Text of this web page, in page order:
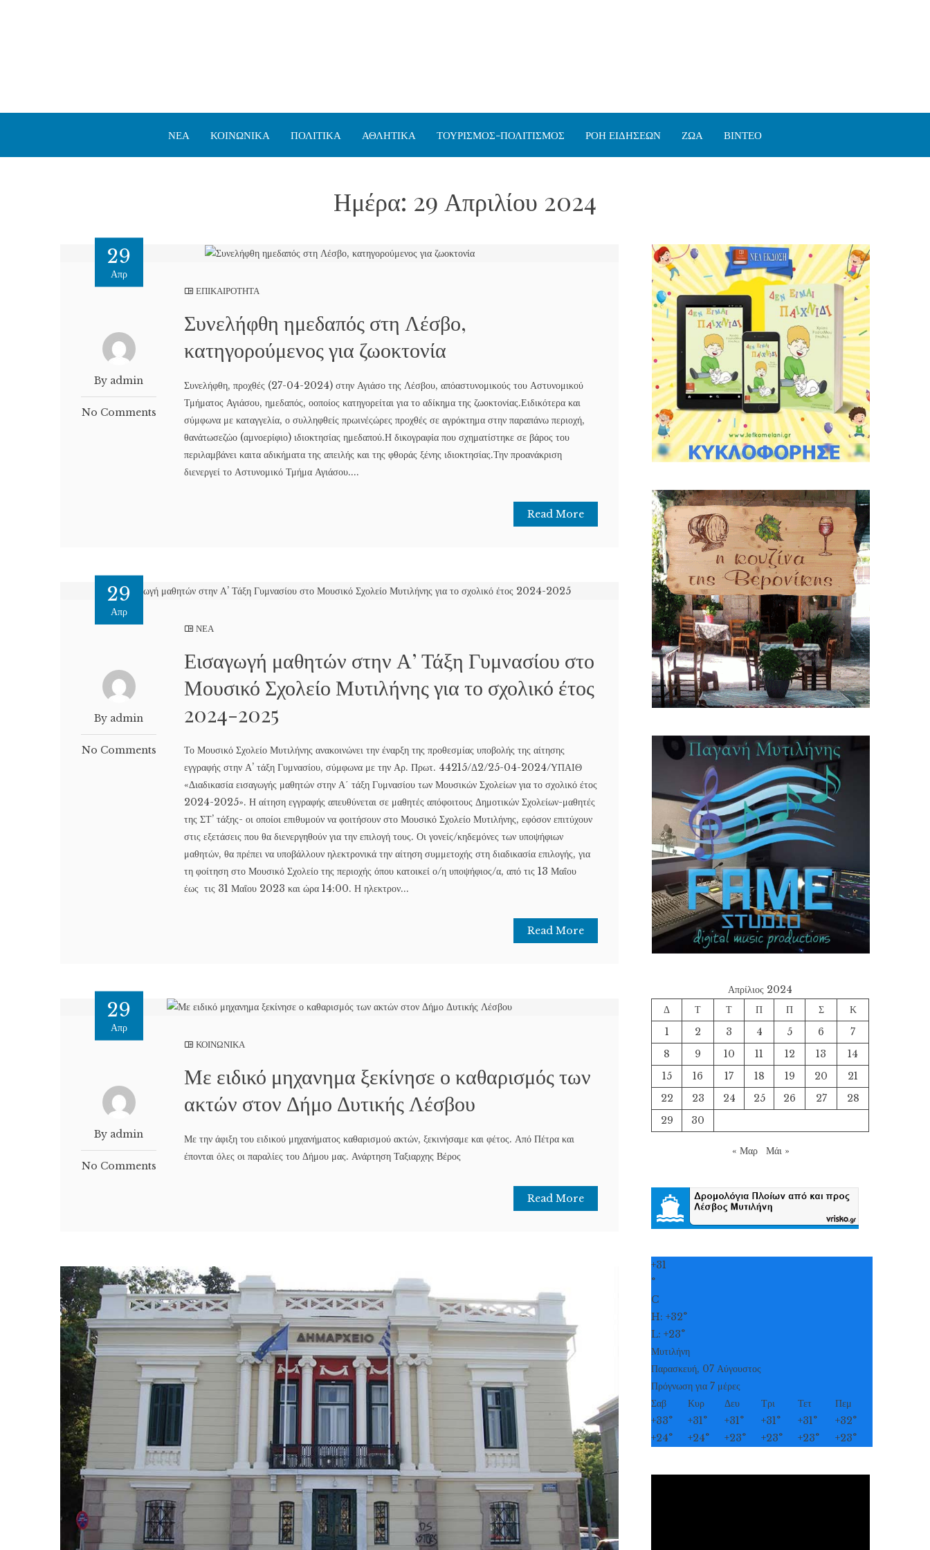
ΝΕΑ ΚΟΙΝΩΝΙΚΑ ΠΟΛΙΤΙΚΑ ΑΘΛΗΤΙΚΑ ΤΟΥΡΙΣΜΟΣ-ΠΟΛΙΤΙΣΜΟΣ ΡΟΗ ΕΙΔΗΣΕΩΝ ΖΩΑ ΒΙΝΤΕΟ
Ημέρα: 29 Απριλίου 2024
29
Απρ
By admin
No Comments
ΕΠΙΚΑΙΡΟΤΗΤΑ
Συνελήφθη ημεδαπός στη Λέσβο,
κατηγορούμενος για ζωοκτονία
Συνελήφθη, προχθές (27-04-2024) στην Αγιάσο της Λέσβου, απόαστυνομικούς του Αστυνομικού
Τμήματος Αγιάσου, ημεδαπός, οοποίος κατηγορείται για το αδίκημα της ζωοκτονίας.Ειδικότερα και
σύμφωνα με καταγγελία, ο συλληφθείς πρωινέςώρες προχθές σε αγρόκτημα στην παραπάνω περιοχή,
θανάτωσεζώο (αμνοερίφιο) ιδιοκτησίας ημεδαπού.Η δικογραφία που σχηματίστηκε σε βάρος του
περιλαμβάνει καιτα αδικήματα της απειλής και της φθοράς ξένης ιδιοκτησίας.Την προανάκριση
διενεργεί το Αστυνομικό Τμήμα Αγιάσου....
Read More
29
Απρ
By admin
No Comments
ΝΕΑ
Εισαγωγή μαθητών στην Α’ Τάξη Γυμνασίου στο
Μουσικό Σχολείο Μυτιλήνης για το σχολικό έτος
2024-2025
Το Μουσικό Σχολείο Μυτιλήνης ανακοινώνει την έναρξη της προθεσμίας υποβολής της αίτησης
εγγραφής στην Α’ τάξη Γυμνασίου, σύμφωνα με την Αρ. Πρωτ. 44215/Δ2/25-04-2024/ΥΠΑΙΘ
«Διαδικασία εισαγωγής μαθητών στην Α΄ τάξη Γυμνασίου των Μουσικών Σχολείων για το σχολικό έτος
2024-2025». Η αίτηση εγγραφής απευθύνεται σε μαθητές απόφοιτους Δημοτικών Σχολείων-μαθητές
της ΣΤ’ τάξης- οι οποίοι επιθυμούν να φοιτήσουν στο Μουσικό Σχολείο Μυτιλήνης, εφόσον επιτύχουν
στις εξετάσεις που θα διενεργηθούν για την επιλογή τους. Οι γονείς/κηδεμόνες των υποψήφιων
μαθητών, θα πρέπει να υποβάλλουν ηλεκτρονικά την αίτηση συμμετοχής στη διαδικασία επιλογής, για
τη φοίτηση στο Μουσικό Σχολείο της περιοχής όπου κατοικεί ο/η υποψήφιος/α, από τις 13 Μαΐου
έως τις 31 Μαΐου 2023 και ώρα 14:00. Η ηλεκτρον...
Read More
29
Απρ
By admin
No Comments
ΚΟΙΝΩΝΙΚΑ
Με ειδικό μηχανημα ξεκίνησε ο καθαρισμός των
ακτών στον Δήμο Δυτικής Λέσβου
Με την άφιξη του ειδικού μηχανήματος καθαρισμού ακτών, ξεκινήσαμε και φέτος. Από Πέτρα και
έπονται όλες οι παραλίες του Δήμου μας. Ανάρτηση Ταξιαρχης Βέρος
Read More
Απρίλιος 2024
Δ
Τ Τ Π Π Σ
Κ
1
2 3 4 5 6
7
8
9 10 11 12 13
14
15
16 17 18 19 20
21
22
23 24 25 26 27
28
29
30
« Μαρ Μάι »
+31
°
C
H:+32°
L:+23°
Μυτιλήνη
Παρασκευή, 07 Αύγουστος
Πρόγνωση για 7 μέρες
Σαβ
Κυρ Δευ Τρι Τετ
Πεμ
+33° +31° +31° +31° +31° +32°
+24° +24° +23° +23° +23° +23°